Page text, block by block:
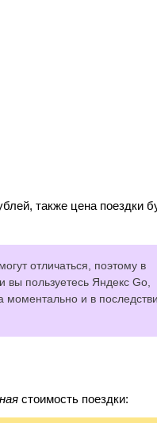
также цена поездки
отличаться, поэтому в
вы пользуетесь Яндекс Go,
моментально и в
стоимость поездки: